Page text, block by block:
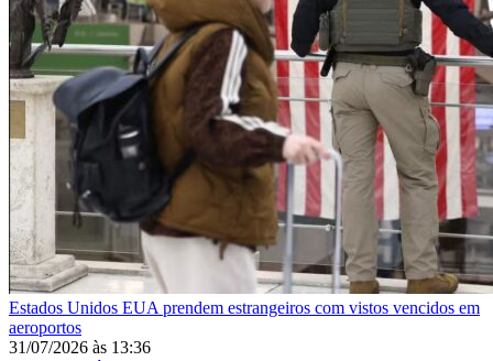
Estados Unidos EUA prendem estrangeiros com vistos vencidos em
aeroportos
31/07/2026 às 13:36